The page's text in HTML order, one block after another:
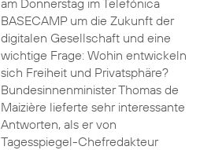
am Donnerstag im Telefónica
BASECAMP um die Zukunft der
digitalen Gesellschaft und eine
wichtige Frage: Wohin entwickeln
sich Freiheit und Privatsphäre?
Bundesinnenminister Thomas de
Maizière lieferte sehr interessante
Antworten, als er von
Tagesspiegel-Chefredakteur